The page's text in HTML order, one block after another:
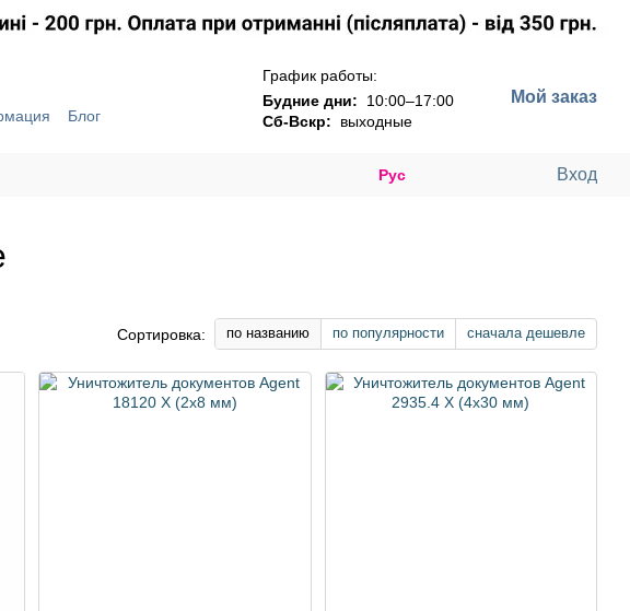
Блог
График работы:
Будние дни: 10:00–17:00
Сб-Вскр: выходные
Мой заказ
Рус Вход
Сортировка: по названию по популярности сначала дешевле